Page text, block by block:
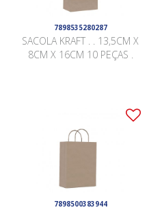
7898535280287
SACOLA KRAFT . . 13,5CM X
8CM X 16CM 10 PEÇAS .
7898500383944